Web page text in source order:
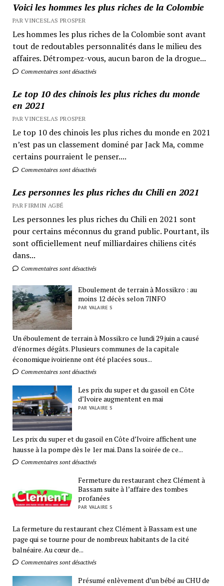
Voici les hommes les plus riches de la Colombie
PAR VINCESLAS PROSPER
Les hommes les plus riches de la Colombie sont avant
tout de redoutables personnalités dans le milieu des
affaires. Détrompez-vous, aucun baron de la drogue...
Commentaires sont désactivés
Le top 10 des chinois les plus riches du monde
en 2021
PAR VINCESLAS PROSPER
Le top 10 des chinois les plus riches du monde en 2021
n’est pas un classement dominé par Jack Ma, comme
certains pourraient le penser....
Commentaires sont désactivés
Les personnes les plus riches du Chili en 2021
PAR FIRMIN AGBÉ
Les personnes les plus riches du Chili en 2021 sont
pour certains méconnus du grand public. Pourtant, ils
sont officiellement neuf milliardaires chiliens cités
dans...
Commentaires sont désactivés
Eboulement de terrain à Mossikro : au
moins 12 décès selon 7INFO
PAR VALAIRE S
Un éboulement de terrain à Mossikro ce lundi 29 juin a causé
d’énormes dégâts. Plusieurs communes de la capitale
économique ivoirienne ont été placées sous...
Commentaires sont désactivés
Les prix du super et du gasoil en Côte
d’Ivoire augmentent en mai
PAR VALAIRE S
Les prix du super et du gasoil en Côte d’Ivoire affichent une
hausse à la pompe dès le 1er mai. Dans la soirée de ce...
Commentaires sont désactivés
Fermeture du restaurant chez Clément à
Bassam suite à l’affaire des tombes
profanées
PAR VALAIRE S
La fermeture du restaurant chez Clément à Bassam est une
page qui se tourne pour de nombreux habitants de la cité
balnéaire. Au cœur de...
Commentaires sont désactivés
Présumé enlèvement d’un bébé au CHU de